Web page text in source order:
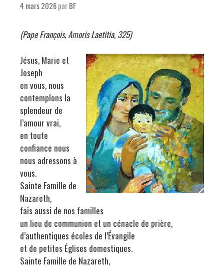
4 mars 2026parBF
(Pape François, Amoris Laetitia, 325)
Jésus, Marie et
Joseph
en vous, nous
contemplons la
splendeur de
l’amour vrai,
en toute
confiance nous
nous adressons à
vous.
Sainte Famille de
Nazareth,
fais aussi de nos familles
un lieu de communion et un cénacle de prière,
d’authentiques écoles de l’Évangile
et de petites Églises domestiques.
Sainte Famille de Nazareth,